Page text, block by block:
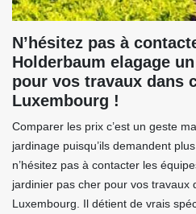
N’hésitez pas à
Holderbaum elagage
pour vos travaux dans
Luxembourg !
Comparer les prix c’est un geste
jardinage puisqu’ils demandent
n’hésitez pas à contacter les
jardinier pas cher pour vos travaux
Luxembourg. Il détient de vrais